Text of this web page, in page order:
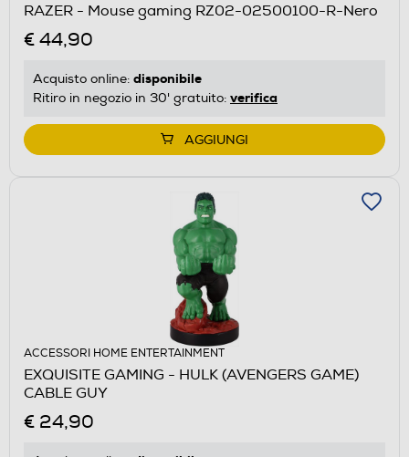
RAZER - Mouse gaming RZ02-02500100-R-Nero
€ 44,90
Acquisto online: disponibile
Ritiro in negozio in 30' gratuito: verifica
AGGIUNGI
ACCESSORI HOME ENTERTAINMENT
EXQUISITE GAMING - HULK (AVENGERS GAME)
CABLE GUY
€ 24,90